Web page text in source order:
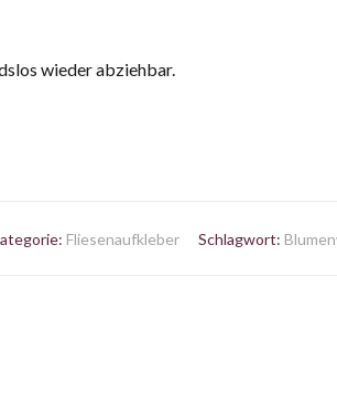
wieder abziehbar.
Fliesenaufkleber Schlagwort: